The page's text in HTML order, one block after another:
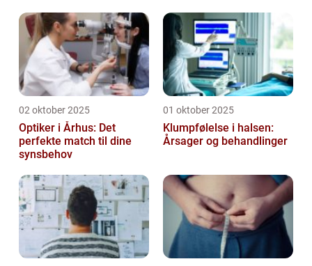
02 oktober 2025
Optiker i Århus: Det
perfekte match til dine
synsbehov
01 oktober 2025
Klumpfølelse i halsen:
Årsager og behandlinger